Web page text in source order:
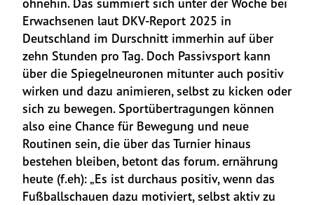
Erwachsenen laut DKV-Report 2025 in
Deutschland im Durschnitt immerhin auf über
zehn Stunden pro Tag. Doch Passivsport kann
über die Spiegelneuronen mitunter auch positiv
wirken und dazu animieren, selbst zu kicken oder
sich zu bewegen. Sportübertragungen können
also eine Chance für Bewegung und neue
Routinen sein, die über das Turnier hinaus
bestehen bleiben, betont das forum. ernährung
heute (f.eh): „Es ist durchaus positiv, wenn das
Fußballschauen dazu motiviert, selbst aktiv zu